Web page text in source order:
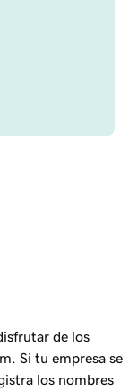
de los
Si tu empresa se
los nombres